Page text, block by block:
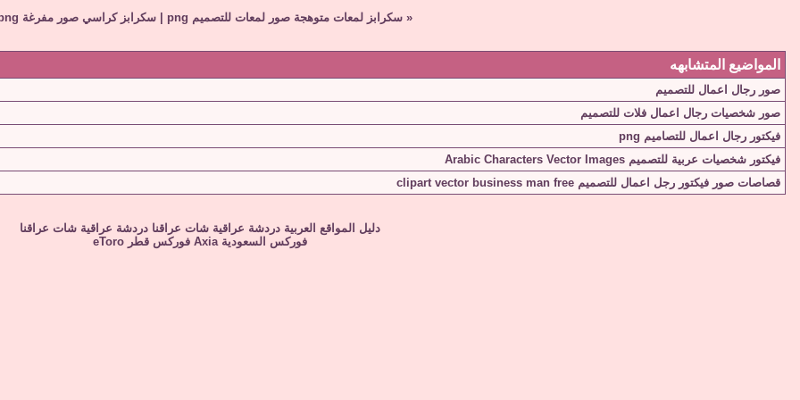
« سكرابز لمعات متوهجة صور لمعات للتصميم png سكرابز كراسي صور مفرغة png
المواضيع المتشابهه
صور رجال اعمال للتصميم
صور شخصيات رجال اعمال فلات للتصميم
فيكتور رجال اعمال للتصاميم png
فيكتور شخصيات عربية للتصميم Arabic Characters Vector Images
قصاصات صور فيكتور رجل اعمال للتصميم clipart vector business man free
دليل المواقع العربية دردشة عراقية شات عراقنا دردشة عراقية شات عراقنا
فوركس السعودية Axia فوركس قطر eToro